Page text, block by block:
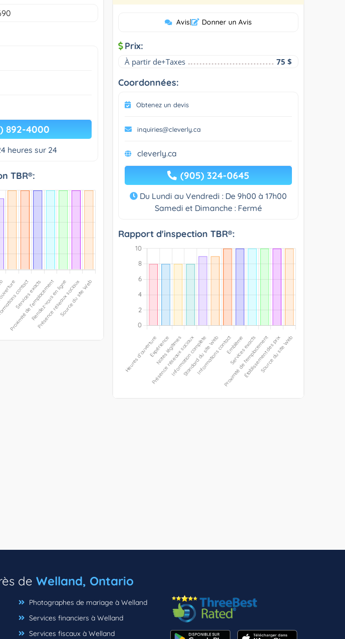
892-4000
heures sur 24
TBR®:
Avis| Donner un Avis
Prix:
À partir de+Taxes 75 $
Coordonnées:
Obtenez un devis
inquiries@cleverly.ca
cleverly.ca
(905) 324-0645
Du Lundi au Vendredi : De 9h00 à 17h00
Samedi et Dimanche : Fermé
Rapport d'inspection TBR®:
de Welland, Ontario
Photographes de mariage à Welland
Services financiers à Welland
Services fiscaux à Welland